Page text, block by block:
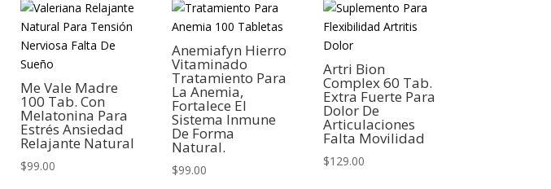
Me Vale Madre
100 Tab. Con
Melatonina Para
Estrés Ansiedad
Relajante Natural
$99.00
Anemiafyn Hierro
Vitaminado
Tratamiento Para
La Anemia,
Fortalece El
Sistema Inmune
De Forma
Natural.
$99.00
Artri Bion
Complex 60 Tab.
Extra Fuerte Para
Dolor De
Articulaciones
Falta Movilidad
$129.00